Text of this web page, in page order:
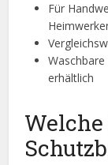
Für
erhältlich